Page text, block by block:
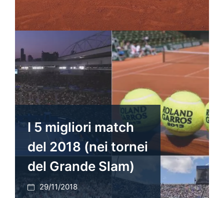
I 5 migliori match
del 2018 (nei tornei
del Grande Slam)
29/11/2018